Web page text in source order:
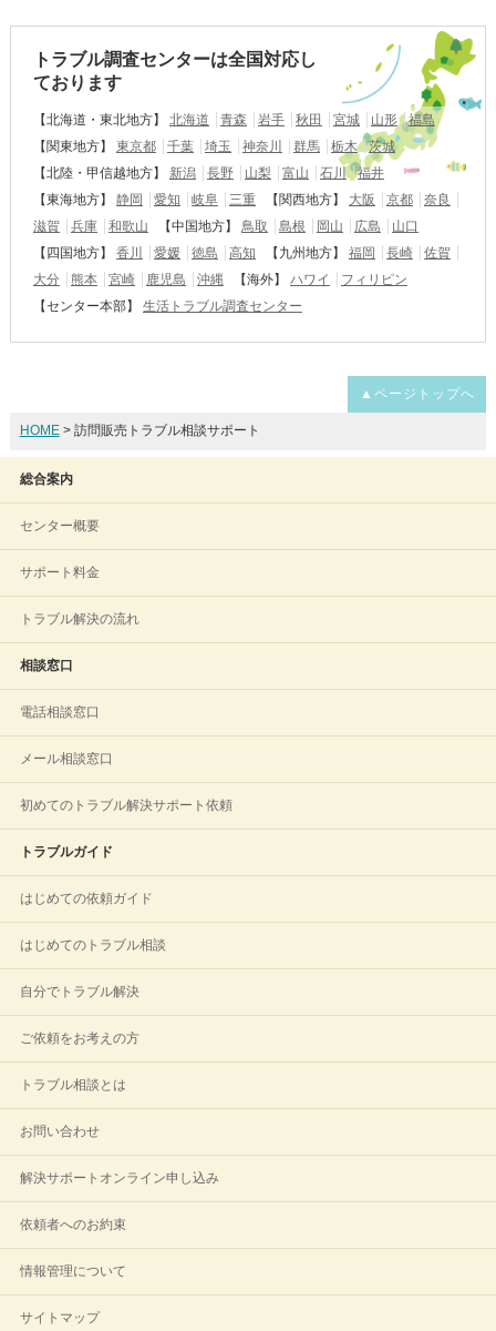
トラブル調査センターは全国対応し
ております
【北海道・東北地方】 北海道 青森 岩手 秋田 宮城 山形
福島
【関東地方】
東京都 千葉 埼玉 神奈川 群馬 栃木
茨城
【北陸・甲信越地方】
新潟 長野 山梨 富山 石川
福井
【東海地方】
静岡 愛知 岐阜 三重 【関西地方】 大阪 京都
奈良
滋賀
兵庫 和歌山 【中国地方】 鳥取 島根 岡山 広島
山口
【四国地方】
香川 愛媛 徳島 高知 【九州地方】 福岡 長崎
佐賀
大分
熊本 宮崎 鹿児島 沖縄 【海外】 ハワイ
フィリピン
【センター本部】
生活トラブル調査センター
▲ページトップへ
HOME> 訪問販売トラブル相談サポート
総合案内
センター概要
サポート料金
トラブル解決の流れ
相談窓口
電話相談窓口
メール相談窓口
初めてのトラブル解決サポート依頼
トラブルガイド
はじめての依頼ガイド
はじめてのトラブル相談
自分でトラブル解決
ご依頼をお考えの方
トラブル相談とは
お問い合わせ
解決サポートオンライン申し込み
依頼者へのお約束
情報管理について
サイトマップ